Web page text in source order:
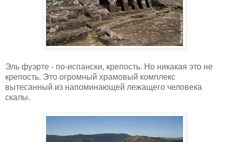
Эль фуэрте - по-испански, крепость. Но никакая это не
крепость. Это огромный храмовый комплекс
вытесанный из напоминающей лежащего человека
скалы.